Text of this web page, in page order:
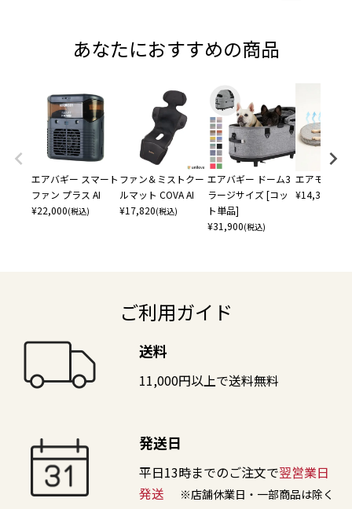
あなたにおすすめの商品
エアバギー スマート
ファン プラス AI
¥22,000(税込)
ファン＆ミストクー
ルマット COVA AI
¥17,820(税込)
エアバギー ドーム3
ラージサイズ [コッ
ト単品]
¥31,900(税込)
エアモン ペ
¥14,300
ご利用ガイド
送料
11,000円以上で送料無料
発送日
平日13時までのご注文で翌営業日
発送
※店舗休業日・一部商品は除く